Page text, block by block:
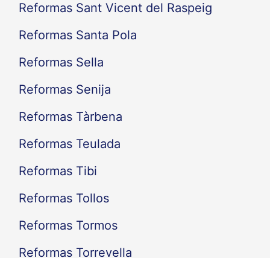
Reformas Sant Vicent del Raspeig
Reformas Santa Pola
Reformas Sella
Reformas Senija
Reformas Tàrbena
Reformas Teulada
Reformas Tibi
Reformas Tollos
Reformas Tormos
Reformas Torrevella